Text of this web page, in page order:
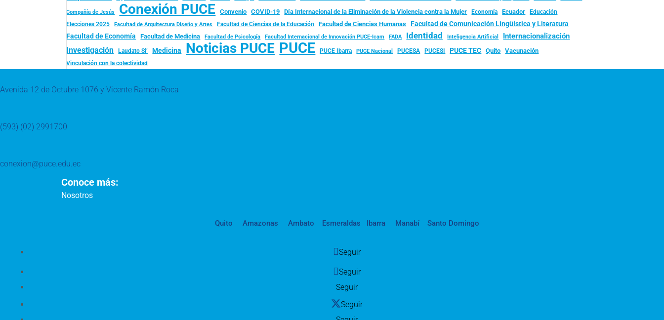
Compañía de Jesús Conexión PUCE Convenio COVID-19 Día Internacional de la Eliminación de la Violencia contra la Mujer Economía Ecuador
Educación
Elecciones 2025
Facultad de Arquitectura Diseño y Artes Facultad de Ciencias de la Educación Facultad de Ciencias Humanas Facultad de Comunicación Lingüística y Literatura
Facultad de Economía Facultad de Medicina Facultad de Psicología Facultad Internacional de Innovación PUCE-Icam FADA Identidad Inteligencia Artificial Internacionalización
Investigación Laudato Si’ Medicina Noticias PUCE PUCE PUCE Ibarra PUCE Nacional PUCESA PUCESI PUCE TEC Quito Vacunación
Vinculación con la colectividad
Avenida 12 de Octubre 1076 y Vicente Ramón Roca
(593) (02) 2991700
conexion@puce.edu.ec
Conoce más:
Nosotros
Quito Amazonas Ambato Esmeraldas Ibarra Manabí Santo Domingo
Seguir
Seguir
Seguir
Seguir